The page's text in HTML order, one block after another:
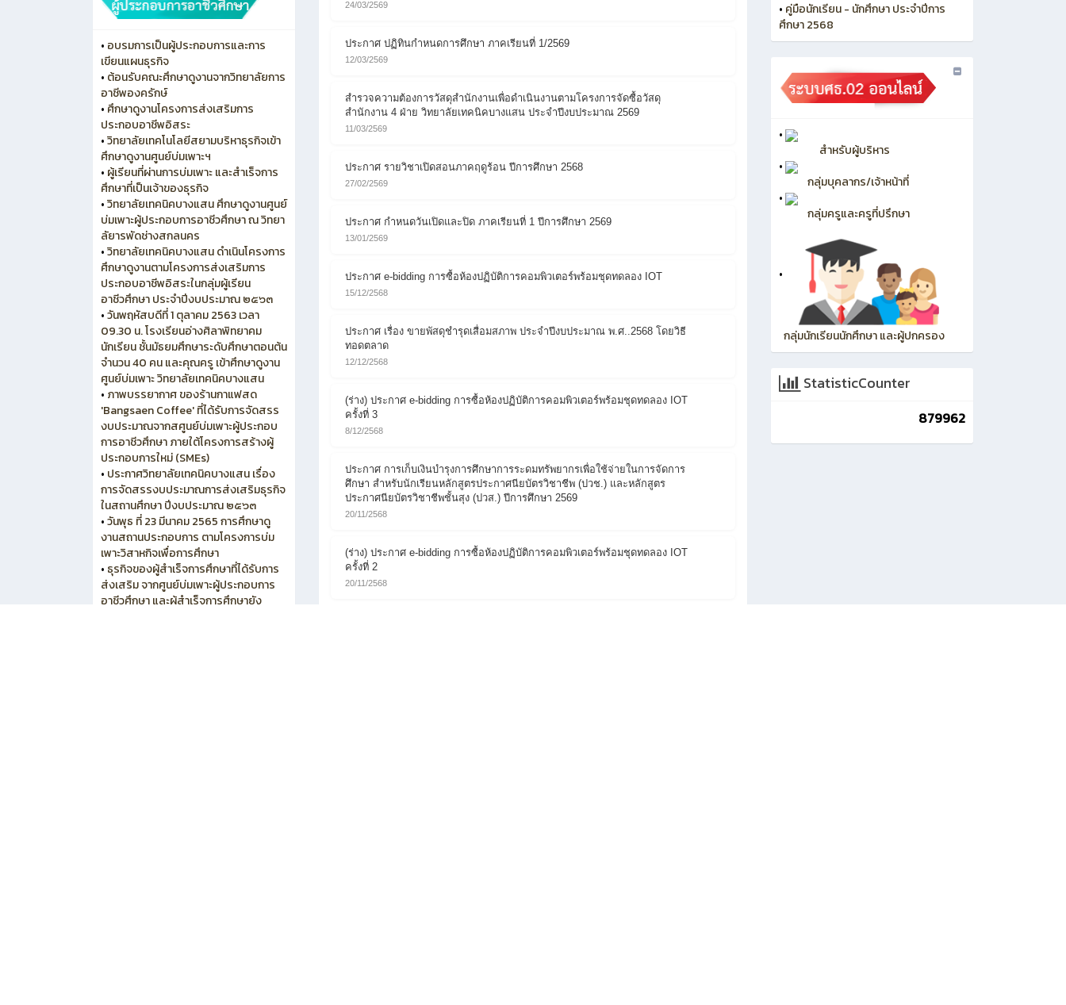
• อบรมการเป็นผู้ประกอบการและการ
เขียนแผนธุรกิจ
• ต้อนรับคณะศึกษาดูงานจากวิทยาลัยการ
อาชีพองครักษ์
• ศึกษาดูงานโครงการส่งเสริมการ
ประกอบอาชีพอิสระ
•วิทยาลัยเทคโนโลยีสยามบริหาธุรกิจเข้า
ศึกษาดูงานศูนย์บ่มเพาะฯ
• ผู้เรียนที่ผ่านการบ่มเพาะ และสำเร็จการ
ศึกษาที่เป็นเจ้าของธุรกิจ
•วิทยาลัยเทคนิคบางแสน ศึกษาดูงานศูนย์
บ่มเพาะผู้ประกอบการอาชีวศึกษา ณ วิทยา
ลัยารพัดช่างสกลนคร
•วิทยาลัยเทคนิคบางแสน ดำเนินโครงการ
ศึกษาดูงานตามโครงการส่งเสริมการ
ประกอบอาชีพอิสระในกลุ่มผู้เรียน
อาชีวศึกษา ประจำปีงบประมาณ ๒๕๖๓
•วันพฤหัสบดีที่ 1 ตุลาคม 2563 เวลา
09.30 น. โรงเรียนอ่างศิลาพิทยาคม
นักเรียน ชั้นมัธยมศึกษาระดับศึกษาตอนต้น
จำนวน 40 คน และคุณครู เข้าศึกษาดูงาน
ศูนย์บ่มเพาะ วิทยาลัยเทคนิคบางแสน
• ภาพบรรยากาศ ของร้านกาแฟสด
'Bangsaen Coffee' ที่ได้รับการจัดสรร
งบประมาณจากสศูนย์บ่มเพาะผู้ประกอบ
การอาชีวศึกษา ภายใต้โครงการสร้างผู้
ประกอบการใหม่ (SMEs)
• ประกาศวิทยาลัยเทคนิคบางแสน เรื่อง
การจัดสรรงบประมาณการส่งเสริมธุรกิจ
ในสถานศึกษา ปีงบประมาณ ๒๕๖๓
•วันพุธ ที่ 23 มีนาคม 2565 การศึกษาดู
งานสถานประกอบการ ตามโครงการบ่ม
เพาะวิสาหกิจเพื่อการศึกษา
• ธุรกิจของผู้สำเร็จการศึกษาที่ได้รับการ
ส่งเสริม จากศูนย์บ่มเพาะผู้ประกอบการ
อาชีวศึกษา และผู้สำเร็จการศึกษายัง
24/03/2569
ประกาศ ปฏิทินกำหนดการศึกษา ภาคเรียนที่ 1/2569
12/03/2569
สำรวจความต้องการวัสดุสำนักงานเพื่อดำเนินงานตามโครงการจัดซื้อวัสดุ
สำนักงาน 4 ฝ่าย วิทยาลัยเทคนิคบางแสน ประจำปีงบประมาณ 2569
11/03/2569
ประกาศ รายวิชาเปิดสอนภาคฤดูร้อน ปีการศึกษา 2568
27/02/2569
ประกาศ กำหนดวันเปิดและปิด ภาคเรียนที่ 1 ปีการศึกษา 2569
13/01/2569
ประกาศ e-bidding การซื้อห้องปฏิบัติการคอมพิวเตอร์พร้อมชุดทดลอง IOT
15/12/2568
ประกาศ เรื่อง ขายพัสดุชำรุดเสื่อมสภาพ ประจำปีงบประมาณ พ.ศ..2568 โดยวิธี
ทอดตลาด
12/12/2568
(ร่าง) ประกาศ e-bidding การซื้อห้องปฏิบัติการคอมพิวเตอร์พร้อมชุดทดลอง IOT
ครั้งที่ 3
8/12/2568
ประกาศ การเก็บเงินบำรุงการศึกษาการระดมทรัพยากรเพื่อใช้จ่ายในการจัดการ
ศึกษา สำหรับนักเรียนหลักสูตรประกาศนียบัตรวิชาชีพ (ปวช.) และหลักสูตร
ประกาศนียบัตรวิชาชีพชั้นสุง (ปวส.) ปีการศึกษา 2569
20/11/2568
(ร่าง) ประกาศ e-bidding การซื้อห้องปฏิบัติการคอมพิวเตอร์พร้อมชุดทดลอง IOT
ครั้งที่ 2
20/11/2568
• คู่มือนักเรียน - นักศึกษา ประจำปีการ
ศึกษา 2568
•
สำหรับผู้บริหาร
•
กลุ่มบุคลากร/เจ้าหน้าที่
•
กลุ่มครูและครูที่ปรึกษา
•
กลุ่มนักเรียนนักศึกษา และผู้ปกครอง
StatisticCounter
879962